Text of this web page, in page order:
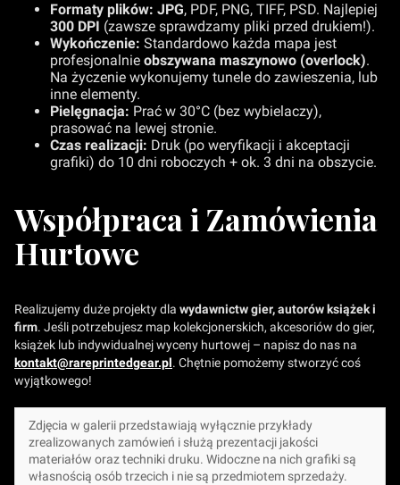
Formaty plików: JPG, PDF, PNG, TIFF, PSD. Najlepiej
300 DPI (zawsze sprawdzamy pliki przed drukiem!).
Wykończenie: Standardowo każda mapa jest
profesjonalnie obszywana maszynowo (overlock).
Na życzenie wykonujemy tunele do zawieszenia, lub
inne elementy.
Pielęgnacja: Prać w 30°C (bez wybielaczy),
prasować na lewej stronie.
Czas realizacji: Druk (po weryfikacji i akceptacji
grafiki) do 10 dni roboczych + ok. 3 dni na obszycie.
Współpraca i Zamówienia
Hurtowe
Realizujemy duże projekty dla wydawnictw gier, autorów książek i
firm. Jeśli potrzebujesz map kolekcjonerskich, akcesoriów do gier,
książek lub indywidualnej wyceny hurtowej – napisz do nas na
kontakt@rareprintedgear.pl. Chętnie pomożemy stworzyć coś
wyjątkowego!
Zdjęcia w galerii przedstawiają wyłącznie przykłady
zrealizowanych zamówień i służą prezentacji jakości
materiałów oraz techniki druku. Widoczne na nich grafiki są
własnością osób trzecich i nie są przedmiotem sprzedaży.